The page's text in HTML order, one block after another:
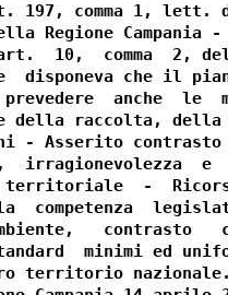
197, comma 1, lett.
Regione
10,  comma  2,
disponeva che il
anche  le
della raccolta,
- Asserito
irragionevolezza  e
-
competenza
contrasto
minimi ed
territorio